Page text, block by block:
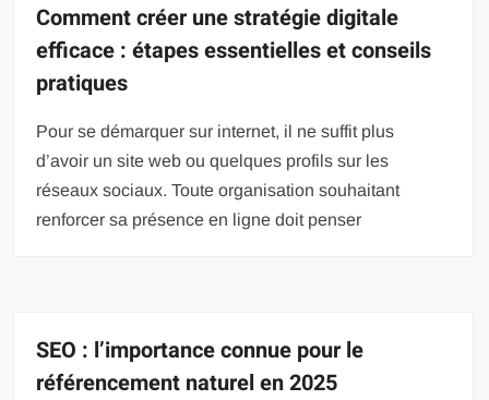
Comment créer une stratégie digitale
efficace : étapes essentielles et conseils
pratiques
Pour se démarquer sur internet, il ne suffit plus
d’avoir un site web ou quelques profils sur les
réseaux sociaux. Toute organisation souhaitant
renforcer sa présence en ligne doit penser
SEO : l’importance connue pour le
référencement naturel en 2025